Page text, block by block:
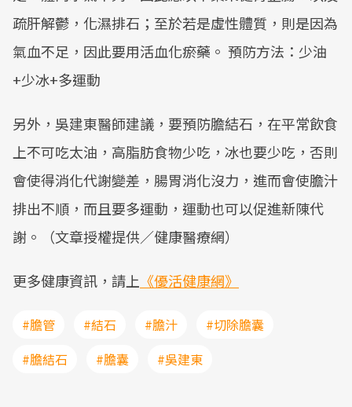
疏肝解鬱，化濕排石；至於若是虛性體質，則是因為
氣血不足，因此要用活血化瘀藥。 預防方法：少油
+少冰+多運動
另外，吳建東醫師建議，要預防膽結石，在平常飲食
上不可吃太油，高脂肪食物少吃，冰也要少吃，否則
會使得消化代謝變差，腸胃消化沒力，進而會使膽汁
排出不順，而且要多運動，運動也可以促進新陳代
謝。（文章授權提供／健康醫療網）
更多健康資訊，請上 《優活健康網》
#膽管 #結石 #膽汁
#切除膽囊
#膽結石
#膽囊 #吳建東